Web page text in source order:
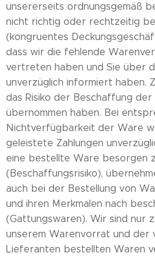
unsererseits ordnungsgemäß
nicht richtig oder rechtzeitig
(kongruentes
dass wir die fehlende
vertreten haben und Sie über
unverzüglich informiert haben.
das Risiko der Beschaffung
übernommen haben. Bei
Nichtverfügbarkeit der Ware
geleistete Zahlungen
eine bestellte Ware besorgen
(Beschaffungsrisiko),
auch bei der Bestellung von
und ihren Merkmalen nach
(Gattungswaren). Wir sind nur
unserem Warenvorrat und der
Lieferanten bestellten Waren